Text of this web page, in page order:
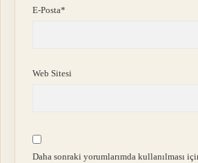
E-Posta*
Web Sitesi
Daha sonraki yorumlarımda kullanılması